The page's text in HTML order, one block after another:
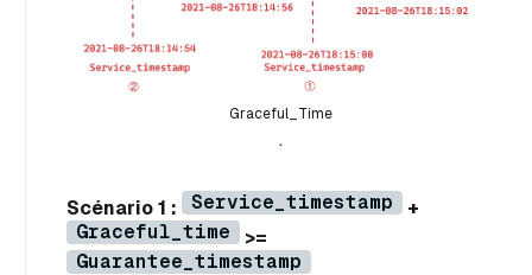
Graceful_Time
.
Scénario 1 : Service_timestamp
+
Graceful_time
>=
Guarantee_timestamp